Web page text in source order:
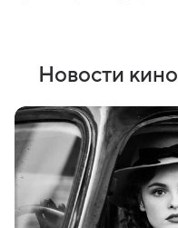
Новости кино